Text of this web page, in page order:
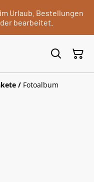
Urlaub. Bestellungen
bearbeitet.
/ Fotoalbum